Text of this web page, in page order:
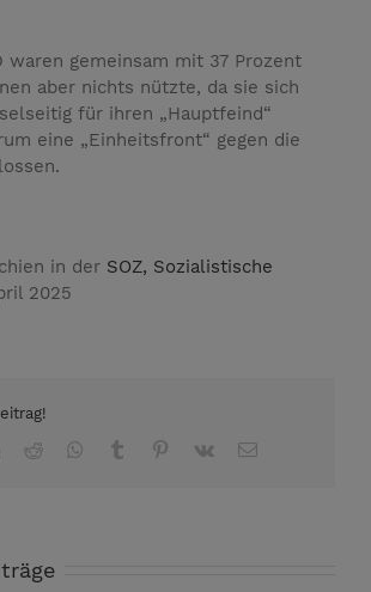
waren gemeinsam mit 37 Prozent
aber nichts nützte, da sie sich
für ihren „Hauptfeind“
eine „Einheitsfront“ gegen die
in der SOZ, Sozialistische
2025
LinkedIn
Reddit Whatsapp
Tumblr Pinterest
Vk Email